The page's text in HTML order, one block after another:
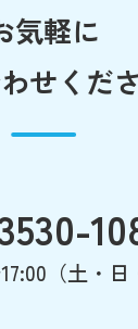
気軽に
せくださ
（土・日